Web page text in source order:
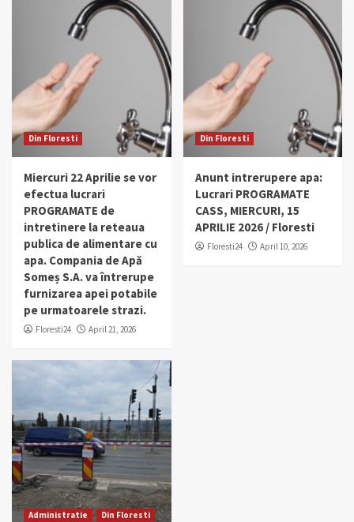
Din Floresti
Miercuri 22 Aprilie se vor
efectua lucrari
PROGRAMATE de
intretinere la reteaua
publica de alimentare cu
apa. Compania de Apă
Someș S.A. va întrerupe
furnizarea apei potabile
pe urmatoarele strazi.
Floresti24 April 21, 2026
Din Floresti
Anunt intrerupere apa:
Lucrari PROGRAMATE
CASS, MIERCURI, 15
APRILIE 2026 / Floresti
Floresti24 April 10, 2026
Administratie Din Floresti